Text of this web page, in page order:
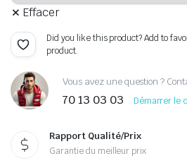
Effacer
Did you like this product? Add to
product.
Vous avez une question ?
70 13 03 03 Démarrer le
Rapport Qualité/Prix
Garantie du meilleur prix